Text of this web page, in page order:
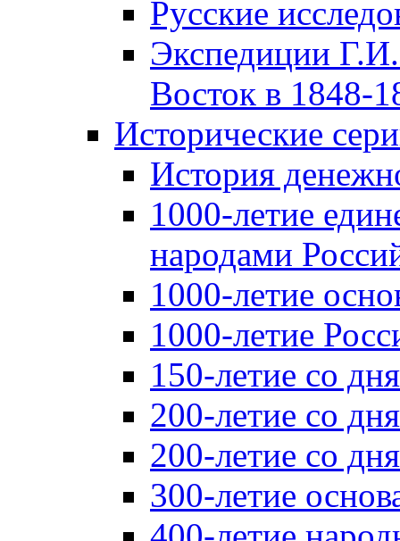
Русские
Экспедиции
Восток в 1848-
Исторические
История
1000-летие
народами
1000-летие
1000-летие
150-летие со
200-летие со
200-летие со
300-летие